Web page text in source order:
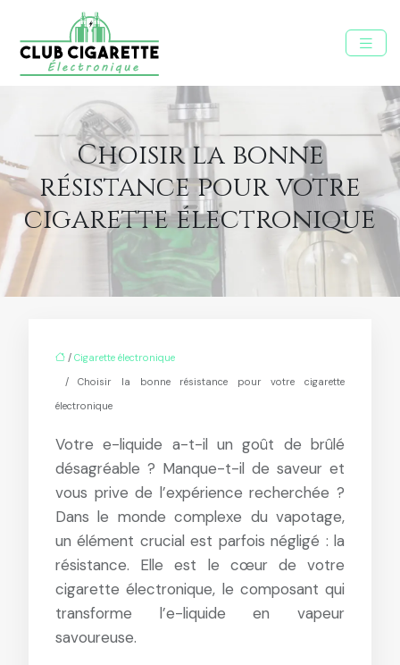
Choisir la bonne
résistance pour votre
cigarette électronique
/ Cigarette électronique
/ Choisir la bonne résistance pour votre cigarette
électronique
Votre e-liquide a-t-il un goût de brûlé
désagréable ? Manque-t-il de saveur et
vous prive de l’expérience recherchée ?
Dans le monde complexe du vapotage,
un élément crucial est parfois négligé : la
résistance. Elle est le cœur de votre
cigarette électronique, le composant qui
transforme l’e-liquide en vapeur
savoureuse.